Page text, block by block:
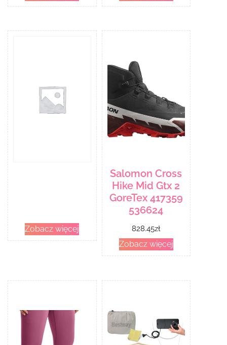
Zobacz więcej
Salomon Cross
Hike Mid Gtx 2
GoreTex 417359
536624
828.45zł
Zobacz więcej